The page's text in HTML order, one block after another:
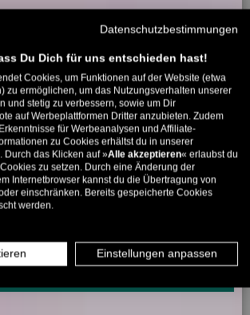
geschnitten
anderen Sprachen
Willkommensbonus
Rabattcode direkt per Mail zugeschickt.
auf deine erste Bestellung. Aufgepasst: Du
kannst nur 1x wählen! 🤫
9% ab €100 11% ab €150 🔥
WHATSAPP? KEIN PROBLEM!
UND SCHICKE UNS DIE VORGESCHRIEBENE NACHRICHT,
Datenschutzbestimmungen
Du Dich für uns entschieden hast!
Cookies, um Funktionen auf der Website (etwa
zu ermöglichen, um das Nutzungsverhalten unserer
und stetig zu verbessern, sowie um Dir
auf Werbeplattformen Dritter anzubieten. Zudem
für Werbeanalysen und Affiliate-
zu Cookies erhältst du in unserer
Durch das Klicken auf »Alle akzeptieren« erlaubst du
zu setzen. Durch eine Änderung der
Internetbrowser kannst du die Übertragung von
einschränken. Bereits gespeicherte Cookies
werden.
Einstellungen anpassen